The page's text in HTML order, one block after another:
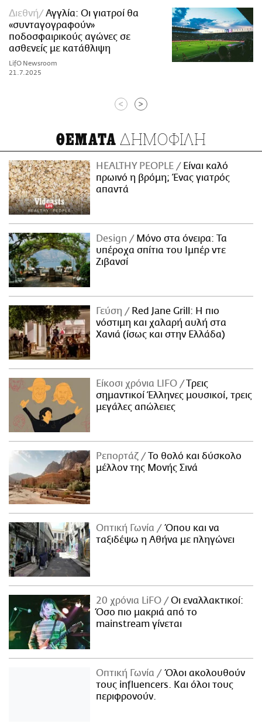
Διεθνή
Αγγλία: Οι γιατροί θα
«συνταγογραφούν»
ποδοσφαιρικούς αγώνες σε
ασθενείς με κατάθλιψη
LifO Newsroom
21.7.2025
< >
ΘΕΜΑΤΑ ΔΗΜΟΦΙΛΗ
HEALTHY PEOPLE
Είναι καλό
πρωινό η βρόμη; Ένας γιατρός
απαντά
Design
Μόνο στα όνειρα: Τα
υπέροχα σπίτια του Ιμπέρ ντε
Ζιβανσί
Γεύση
Red Jane Grill: Η πιο
νόστιμη και χαλαρή αυλή στα
Χανιά (ίσως και στην Ελλάδα)
Είκοσι χρόνια LIFO
Tρεις
σημαντικοί Έλληνες μουσικοί, τρεις
μεγάλες απώλειες
Ρεπορτάζ
Το θολό και δύσκολο
μέλλον της Μονής Σινά
Οπτική Γωνία
Όπου και να
ταξιδέψω η Αθήνα με πληγώνει
20 χρόνια LiFO
Οι εναλλακτικοί:
Όσο πιο μακριά από το
mainstream γίνεται
Οπτική Γωνία
Όλοι ακολουθούν
τους influencers. Και όλοι τους
περιφρονούν.